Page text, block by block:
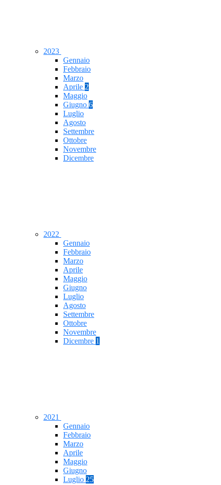
2023
Gennaio
Febbraio
Marzo
Aprile 2
Maggio
Giugno 6
Luglio
Agosto
Settembre
Ottobre
Novembre
Dicembre
2022
Gennaio
Febbraio
Marzo
Aprile
Maggio
Giugno
Luglio
Agosto
Settembre
Ottobre
Novembre
Dicembre 1
2021
Gennaio
Febbraio
Marzo
Aprile
Maggio
Giugno
Luglio 25